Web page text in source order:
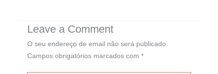
Leave a Comment
O seu endereço de email não será publicado.
Campos obrigatórios marcados com *